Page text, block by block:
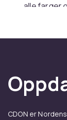
alle farger
CDON er